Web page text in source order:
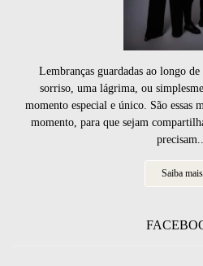
Lembranças guardadas ao longo
sorriso, uma lágrima, ou
momento especial e único. São essas
momento, para que sejam
Saiba mais